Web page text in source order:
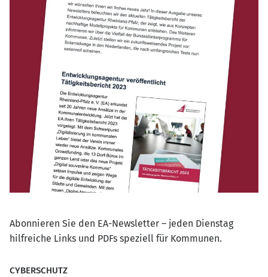
Abonnieren Sie den EA-Newsletter – jeden Dienstag
hilfreiche Links und PDFs speziell für Kommunen.
CYBERSCHUTZ